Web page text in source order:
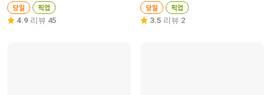
당일 픽업
4.9 리뷰 45
당일 픽업
3.5 리뷰 2